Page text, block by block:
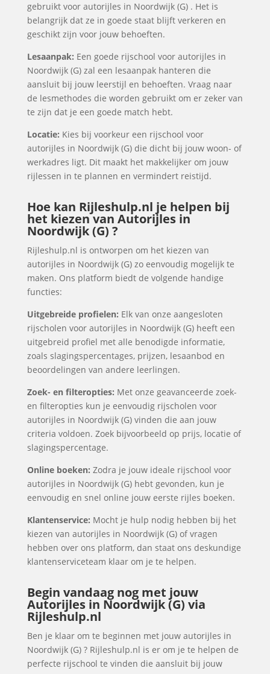
gebruikt voor autorijles in Noordwijk (G) . Het is
belangrijk dat ze in goede staat blijft verkeren en
geschikt zijn voor jouw behoeften.
Lesaanpak: Een goede rijschool voor autorijles in
Noordwijk (G) zal een lesaanpak hanteren die
aansluit bij jouw leerstijl en behoeften. Vraag naar
de lesmethodes die worden gebruikt om er zeker van
te zijn dat je een goede match hebt.
Locatie: Kies bij voorkeur een rijschool voor
autorijles in Noordwijk (G) die dicht bij jouw woon- of
werkadres ligt. Dit maakt het makkelijker om jouw
rijlessen in te plannen en vermindert reistijd.
Hoe kan Rijleshulp.nl je helpen bij
het kiezen van Autorijles in
Noordwijk (G) ?
Rijleshulp.nl is ontworpen om het kiezen van
autorijles in Noordwijk (G) zo eenvoudig mogelijk te
maken. Ons platform biedt de volgende handige
functies:
Uitgebreide profielen: Elk van onze aangesloten
rijscholen voor autorijles in Noordwijk (G) heeft een
uitgebreid profiel met alle benodigde informatie,
zoals slagingspercentages, prijzen, lesaanbod en
beoordelingen van andere leerlingen.
Zoek- en filteropties: Met onze geavanceerde zoek-
en filteropties kun je eenvoudig rijscholen voor
autorijles in Noordwijk (G) vinden die aan jouw
criteria voldoen. Zoek bijvoorbeeld op prijs, locatie of
slagingspercentage.
Online boeken: Zodra je jouw ideale rijschool voor
autorijles in Noordwijk (G) hebt gevonden, kun je
eenvoudig en snel online jouw eerste rijles boeken.
Klantenservice: Mocht je hulp nodig hebben bij het
kiezen van autorijles in Noordwijk (G) of vragen
hebben over ons platform, dan staat ons deskundige
klantenserviceteam klaar om je te helpen.
Begin vandaag nog met jouw
Autorijles in Noordwijk (G) via
Rijleshulp.nl
Ben je klaar om te beginnen met jouw autorijles in
Noordwijk (G) ? Rijleshulp.nl is er om je te helpen de
perfecte rijschool te vinden die aansluit bij jouw